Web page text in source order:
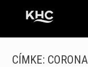
CÍMKE: CORONA